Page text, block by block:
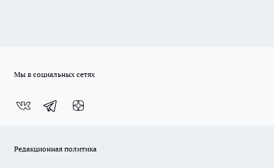
Мы в социальных сетях
Редакционная политика